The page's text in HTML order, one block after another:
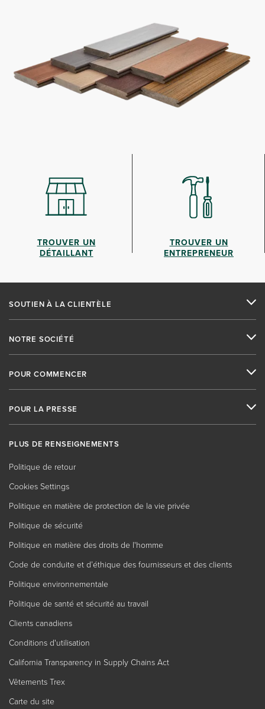
TROUVER UN
DÉTAILLANT
TROUVER UN
ENTREPRENEUR
SOUTIEN À LA CLIENTÈLE
NOTRE SOCIÉTÉ
POUR COMMENCER
POUR LA PRESSE
PLUS DE RENSEIGNEMENTS
Politique de retour
Cookies Settings
Politique en matière de protection de la vie privée
Politique de sécurité
Politique en matière des droits de l'homme
Code de conduite et d’éthique des fournisseurs et des clients
Politique environnementale
Politique de santé et sécurité au travail
Clients canadiens
Conditions d'utilisation
California Transparency in Supply Chains Act
Vêtements Trex
Carte du site